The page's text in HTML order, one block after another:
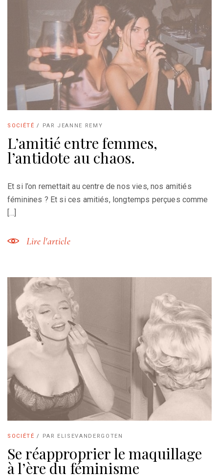
SOCIÉTÉ / PAR JEANNE REMY
L’amitié entre femmes,
l’antidote au chaos.
Et si l’on remettait au centre de nos vies, nos amitiés
féminines ? Et si ces amitiés, longtemps perçues comme
[…]
Lire l'article
SOCIÉTÉ / PAR ELISEVANDERGOTEN
Se réapproprier le maquillage
à l’ère du féminisme